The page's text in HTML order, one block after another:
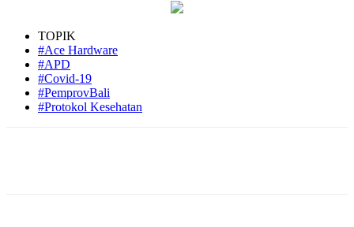
TOPIK
#Ace Hardware
#APD
#Covid-19
#PemprovBali
#Protokol Kesehatan